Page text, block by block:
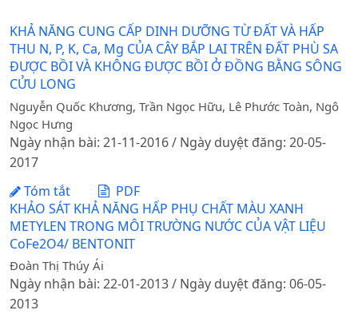
KHẢ NĂNG CUNG CẤP DINH DƯỠNG TỪ ĐẤT VÀ HẤP
THU N, P, K, Ca, Mg CỦA CÂY BẮP LAI TRÊN ĐẤT PHÙ SA
ĐƯỢC BỒI VÀ KHÔNG ĐƯỢC BỒI Ở ĐỒNG BẰNG SÔNG
CỬU LONG
Nguyễn Quốc Khương, Trần Ngọc Hữu, Lê Phước Toàn, Ngô
Ngọc Hưng
Ngày nhận bài: 21-11-2016 / Ngày duyệt đăng: 20-05-
2017
Tóm tắt
PDF
KHẢO SÁT KHẢ NĂNG HẤP PHỤ CHẤT MÀU XANH
METYLEN TRONG MÔI TRƯỜNG NƯỚC CỦA VẬT LIỆU
CoFe2O4/ BENTONIT
Đoàn Thị Thúy Ái
Ngày nhận bài: 22-01-2013 / Ngày duyệt đăng: 06-05-
2013